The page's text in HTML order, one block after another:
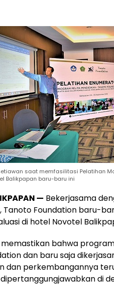
saat memfasilitasi Pelatihan
Balikpapan baru-baru ini
— Bekerjasama
Tanoto Foundation baru-
di hotel Novotel
bahwa
dan baru saja
dan perkembangannya
di